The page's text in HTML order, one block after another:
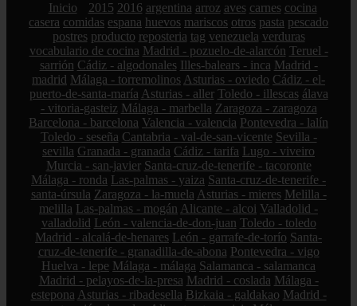
Inicio 2015 2016 argentina arroz aves carnes cocina
casera comidas espana huevos mariscos otros pasta pescado
postres producto reposteria tag venezuela verduras
vocabulario de cocina Madrid - pozuelo-de-alarcón Teruel -
sarrión Cádiz - algodonales Illes-balears - inca Madrid -
madrid Málaga - torremolinos Asturias - oviedo Cádiz - el-
puerto-de-santa-maría Asturias - aller Toledo - illescas álava
- vitoria-gasteiz Málaga - marbella Zaragoza - zaragoza
Barcelona - barcelona Valencia - valencia Pontevedra - lalín
Toledo - seseña Cantabria - val-de-san-vicente Sevilla -
sevilla Granada - granada Cádiz - tarifa Lugo - viveiro
Murcia - san-javier Santa-cruz-de-tenerife - tacoronte
Málaga - ronda Las-palmas - yaiza Santa-cruz-de-tenerife -
santa-úrsula Zaragoza - la-muela Asturias - mieres Melilla -
melilla Las-palmas - mogán Alicante - alcoi Valladolid -
valladolid León - valencia-de-don-juan Toledo - toledo
Madrid - alcalá-de-henares León - garrafe-de-torío Santa-
cruz-de-tenerife - granadilla-de-abona Pontevedra - vigo
Huelva - lepe Málaga - málaga Salamanca - salamanca
Madrid - pelayos-de-la-presa Madrid - coslada Málaga -
estepona Asturias - ribadesella Bizkaia - galdakao Madrid -